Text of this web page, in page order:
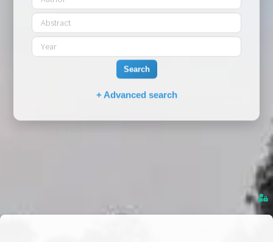
Search
+ Advanced search